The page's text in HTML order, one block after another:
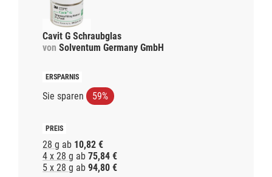
Cavit G Schraubglas
von Solventum Germany GmbH
Sie sparen 59%
28 g ab 10,82 €
4 x 28 g ab 75,84 €
5 x 28 g ab 94,80 €